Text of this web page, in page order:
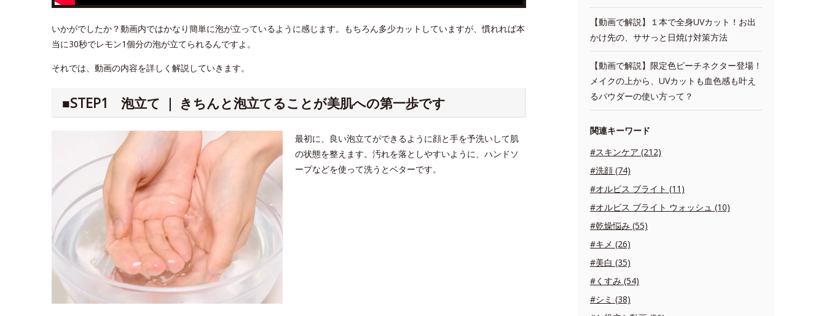
いかがでしたか？動画内ではかなり簡単に泡が立っているように感じます。もちろん多少カットしていますが、慣れれば本
当に30秒でレモン1個分の泡が立てられるんですよ。
それでは、動画の内容を詳しく解説していきます。
■STEP1 泡立て ｜ きちんと泡立てることが美肌への第一歩です
最初に、良い泡立てができるように顔と手を予洗いして肌
の状態を整えます。汚れを落としやすいように、ハンドソ
ープなどを使って洗うとベターです。
【動画で解説】１本で全身UVカット！お出
かけ先の、ササっと日焼け対策方法
【動画で解説】限定色ピーチネクター登場！
メイクの上から、UVカットも血色感も叶え
るパウダーの使い方って？
関連キーワード
#スキンケア (212)
#洗顔 (74)
#オルビス ブライト (11)
#オルビス ブライト ウォッシュ (10)
#乾燥悩み (55)
#キメ (26)
#美白 (35)
#くすみ (54)
#シミ (38)